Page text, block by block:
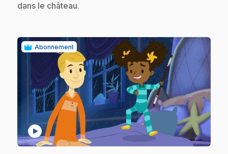
dans le château.
Abonnement
play_circle